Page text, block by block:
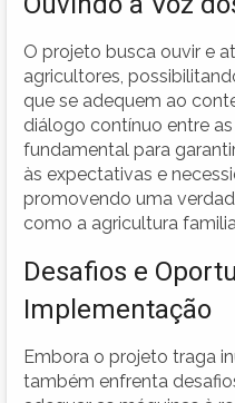
O projeto busca ouvir e
agricultores,
que se adequem ao
diálogo contínuo entre
fundamental para
às expectativas e
promovendo uma
como a agricultura
Desafios e
Implementação
Embora o projeto traga
também enfrenta